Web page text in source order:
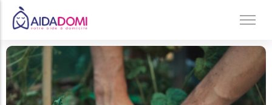
Ménage à domicile & Repassage
Garde d’enfants
Jardinage & Bricolage